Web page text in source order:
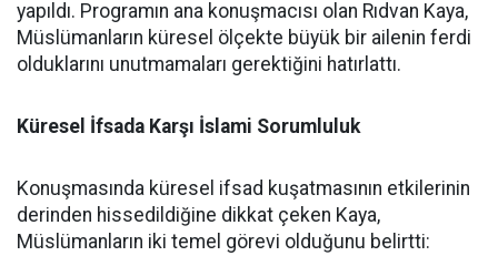
yapıldı. Programın ana konuşmacısı olan Rıdvan Kaya,
Müslümanların küresel ölçekte büyük bir ailenin ferdi
olduklarını unutmamaları gerektiğini hatırlattı.
Küresel İfsada Karşı İslami Sorumluluk
Konuşmasında küresel ifsad kuşatmasının etkilerinin
derinden hissedildiğine dikkat çeken Kaya,
Müslümanların iki temel görevi olduğunu belirtti: